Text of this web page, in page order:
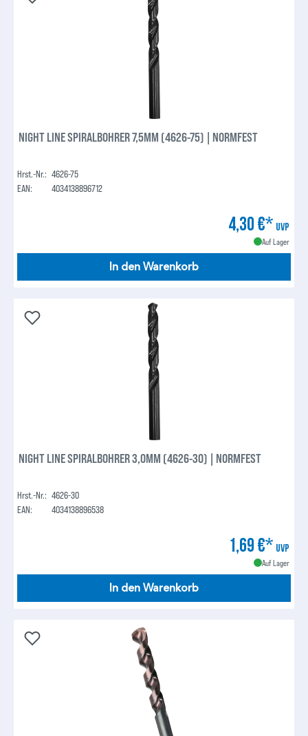
NIGHT LINE SPIRALBOHRER 7,5MM (4626-75) | NORMFEST
Hrst.-Nr.: 4626-75
EAN:
4034138896712
4,30 €* UVP
Auf Lager
In den Warenkorb
NIGHT LINE SPIRALBOHRER 3,0MM (4626-30) | NORMFEST
Hrst.-Nr.: 4626-30
EAN:
4034138896538
1,69 €* UVP
Auf Lager
In den Warenkorb